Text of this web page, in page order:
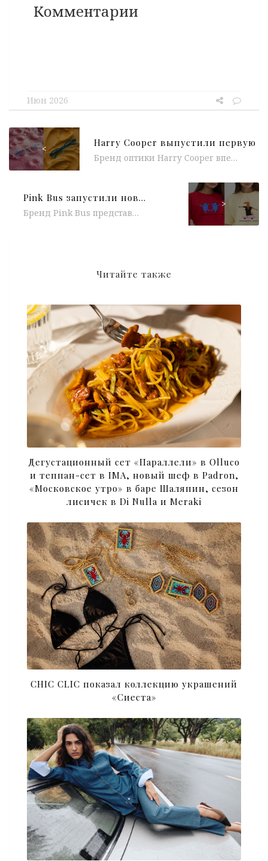
Комментарии
Июн 2026
<
Бренд оптики Harry Cooper впервые запускает детскую коллекцию оправ — и сразу в коллаборации с музыкантом Антоном Беляевым и группой...
Pink Bus запустили новую арт-коллаборацию с современными художниками
Бренд Pink Bus представил новую коллаборацию с современными художниками под названием «ХудПросвет». Проект продолжает важную для марки историю сотрудничества с...
>
Читайте также
Дегустационный сет «Параллели» в Olluco
и теппан-сет в IMA, новый шеф в Padron,
«Московское утро» в баре Шаляпин, сезон
лисичек в Di Nulla и Meraki
CHIC CLIC показал коллекцию украшений
«Сиеста»